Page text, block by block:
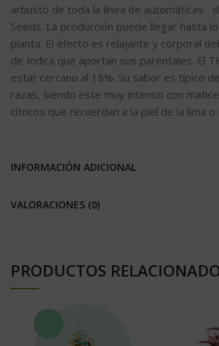
arbusto de toda la línea de automáticas
Seeds. La producción puede llegar hasta
planta. El efecto es relajante y corporal
de Indica que aportan sus parentales. El
estar cercano al 18%. Su sabor es típico
razas, siendo este muy intenso con
cítricos que recuerdan a la piel de la lima o
INFORMACIÓN ADICIONAL
VALORACIONES (0)
PRODUCTOS